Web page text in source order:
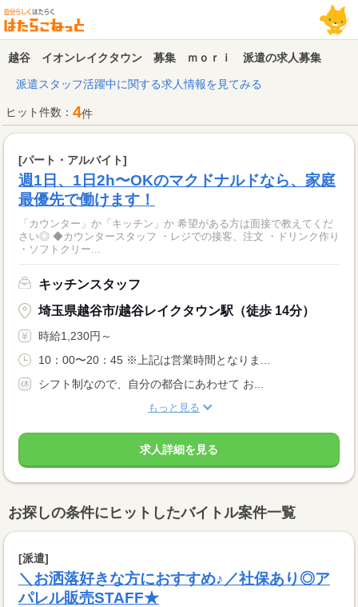
越谷 イオンレイクタウン 募集 ｍｏｒｉ 派遣の求人募集
派遣スタッフ活躍中に関する求人情報を見てみる
ヒット件数： 4件
[パート・アルバイト]
週1日、1日2h〜OKのマクドナルドなら、家庭
最優先で働けます！
「カウンター」か「キッチン」か 希望がある方は面接で教えてくだ
さい◎ ◆カウンタースタッフ ・レジでの接客、注文 ・ドリンク作り
・ソフトクリー...
キッチンスタッフ
埼玉県越谷市/越谷レイクタウン駅（徒歩 14分）
時給1,230円～
10：00〜20：45 ※上記は営業時間となりま...
シフト制なので、自分の都合にあわせて お...
もっと見る
求人詳細を見る
お探しの条件にヒットしたバイトル案件一覧
[派遣]
＼お洒落好きな方におすすめ♪／社保あり◎ア
パレル販売STAFF★